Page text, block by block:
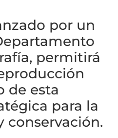
por un
permitirá
de esta
para la
conservación.